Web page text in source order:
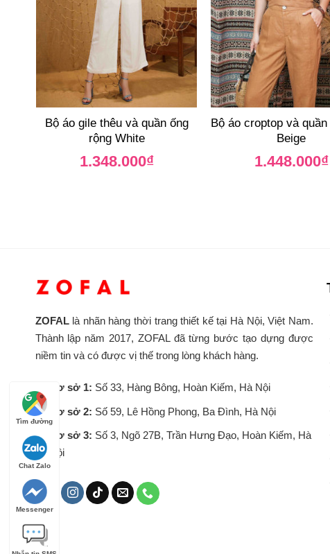
Bộ áo gile thêu và quần ống
rộng White
1.348.000₫
Bộ áo croptop và
Beige
1.448.000₫
ZOFALlà nhãn hàng thời trang thiết kế tại Hà Nội, Việt Nam.
Thành lập năm 2017, ZOFAL đã từng bước tạo dựng được
niềm tin và có được vị thế trong lòng khách hàng.
Cơ sở 1: Số 33, Hàng Bông, Hoàn Kiếm, Hà Nội
Cơ sở 2: Số 59, Lê Hồng Phong, Ba Đình, Hà Nội
Cơ sở 3: Số 3, Ngõ 27B, Trần Hưng Đạo, Hoàn Kiếm, Hà
Nội
Tìm đường
Chat Zalo
Messenger